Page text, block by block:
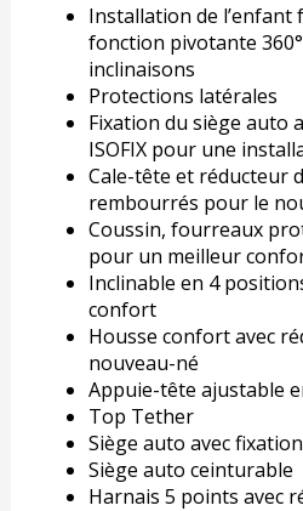
Installation de l’enfant
fonction pivotante
inclinaisons
Protections latérales
Fixation du siège auto
ISOFIX pour une
Cale-tête et réducteur
rembourrés pour le
Coussin, fourreaux
pour un meilleur
Inclinable en 4
confort
Housse confort avec
nouveau-né
Appuie-tête ajustable
Top Tether
Siège auto avec
Siège auto ceinturable
Harnais 5 points avec